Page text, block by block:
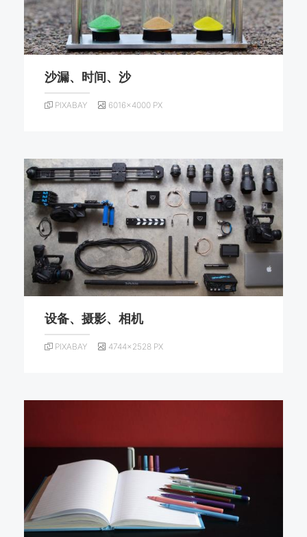
沙漏、时间、沙
PIXABAY 6016×4000 PX
设备、摄影、相机
PIXABAY 4744×2528 PX